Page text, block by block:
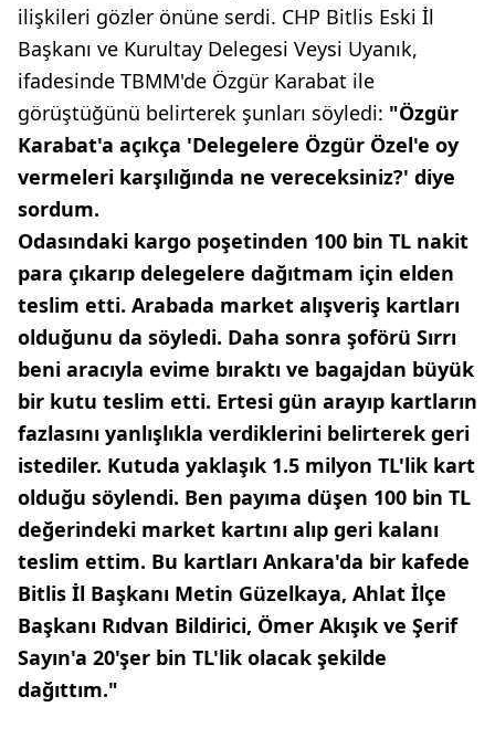
ilişkileri gözler önüne serdi. CHP Bitlis Eski İl
Başkanı ve Kurultay Delegesi Veysi Uyanık,
ifadesinde TBMM'de Özgür Karabat ile
görüştüğünü belirterek şunları söyledi: "Özgür
Karabat'a açıkça 'Delegelere Özgür Özel'e oy
vermeleri karşılığında ne vereceksiniz?' diye
sordum.
Odasındaki kargo poşetinden 100 bin TL nakit
para çıkarıp delegelere dağıtmam için elden
teslim etti. Arabada market alışveriş kartları
olduğunu da söyledi. Daha sonra şoförü Sırrı
beni aracıyla evime bıraktı ve bagajdan büyük
bir kutu teslim etti. Ertesi gün arayıp kartların
fazlasını yanlışlıkla verdiklerini belirterek geri
istediler. Kutuda yaklaşık 1.5 milyon TL'lik kart
olduğu söylendi. Ben payıma düşen 100 bin TL
değerindeki market kartını alıp geri kalanı
teslim ettim. Bu kartları Ankara'da bir kafede
Bitlis İl Başkanı Metin Güzelkaya, Ahlat İlçe
Başkanı Rıdvan Bildirici, Ömer Akışık ve Şerif
Sayın'a 20'şer bin TL'lik olacak şekilde
dağıttım."